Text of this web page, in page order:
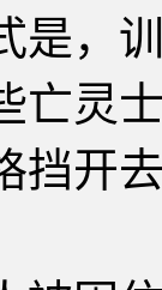
，训
亡灵
挡开